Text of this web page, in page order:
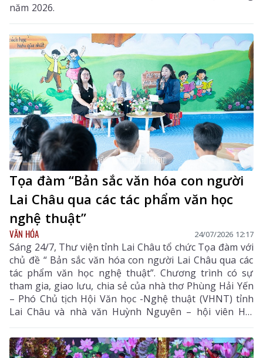
năm 2026.
Tọa đàm “Bản sắc văn hóa con người
Lai Châu qua các tác phẩm văn học
nghệ thuật”
VĂN HÓA 24/07/2026 12:17
Sáng 24/7, Thư viện tỉnh Lai Châu tổ chức Tọa đàm với
chủ đề “ Bản sắc văn hóa con người Lai Châu qua các
tác phẩm văn học nghệ thuật”. Chương trình có sự
tham gia, giao lưu, chia sẻ của nhà thơ Phùng Hải Yến
– Phó Chủ tịch Hội Văn học -Nghệ thuật (VHNT) tỉnh
Lai Châu và nhà văn Huỳnh Nguyên – hội viên Hội
VHNT các dân tộc thiểu số Việt Nam, hội viên Hội
VHNT tỉnh Lai Châu và đông đảo bạn đọc, đặc biệt là
các em thiếu nhi yêu sách.